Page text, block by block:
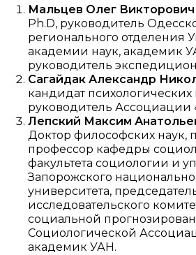
Мальцев Олег Викторович
Ph.D, руководитель
регионального отделения
академии наук, академик
руководитель
Сагайдак Александр
кандидат психологических
руководитель Ассоциации
Лепский Максим
Доктор философских наук,
профессор кафедры
факультета социологии и
Запорожского
университета,
исследовательского
социальной
Социологической
академик УАН.